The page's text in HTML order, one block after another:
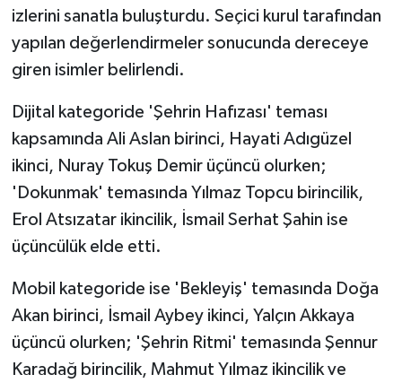
izlerini sanatla buluşturdu. Seçici kurul tarafından
yapılan değerlendirmeler sonucunda dereceye
giren isimler belirlendi.
Dijital kategoride 'Şehrin Hafızası' teması
kapsamında Ali Aslan birinci, Hayati Adıgüzel
ikinci, Nuray Tokuş Demir üçüncü olurken;
'Dokunmak' temasında Yılmaz Topcu birincilik,
Erol Atsızatar ikincilik, İsmail Serhat Şahin ise
üçüncülük elde etti.
Mobil kategoride ise 'Bekleyiş' temasında Doğa
Akan birinci, İsmail Aybey ikinci, Yalçın Akkaya
üçüncü olurken; 'Şehrin Ritmi' temasında Şennur
Karadağ birincilik, Mahmut Yılmaz ikincilik ve